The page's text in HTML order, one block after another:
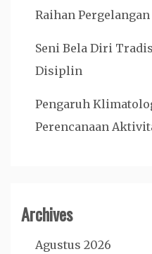
Raihan
Seni Bela Diri
Disiplin
Pengaruh
Perencanaan
Archives
Agustus 2026